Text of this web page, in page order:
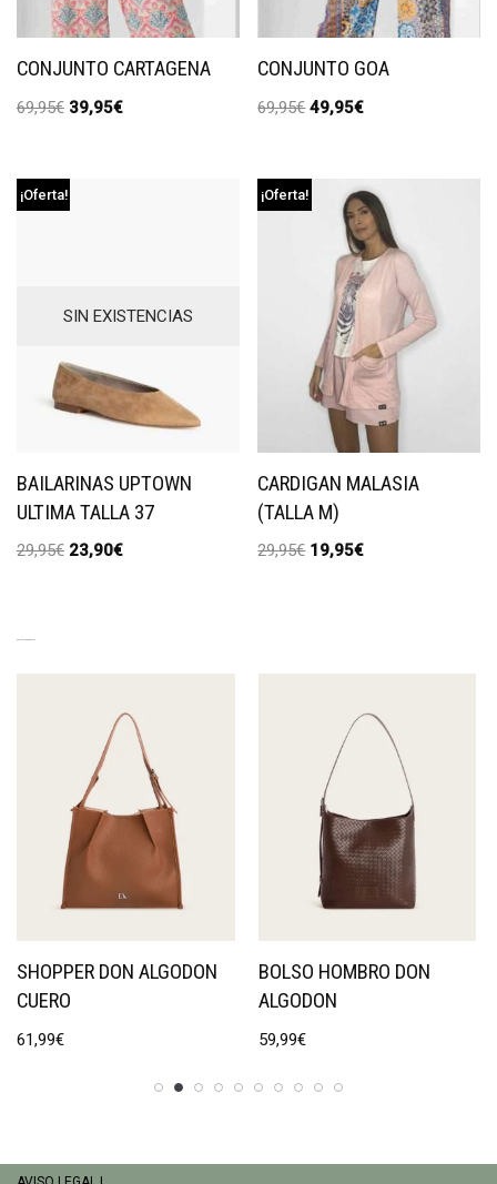
CONJUNTO CARTAGENA
69,95€ 39,95€
CONJUNTO GOA
69,95€ 49,95€
SIN EXISTENCIAS
¡Oferta!
BAILARINAS UPTOWN
ULTIMA TALLA 37
29,95€ 23,90€
¡Oferta!
CARDIGAN MALASIA
(TALLA M)
29,95€ 19,95€
SHOPPER DON ALGODON
CUERO
61,99€
BOLSO HOMBRO DON
ALGODON
59,99€